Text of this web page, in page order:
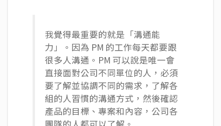
我覺得最重要的就是「溝通能
力」。因為 PM 的工作每天都要跟
很多人溝通。PM 可以說是唯一會
直接面對公司不同單位的人，必須
要了解並協調不同的需求，了解各
組的人習慣的溝通方式，然後確認
產品的目標、專案和內容，公司各